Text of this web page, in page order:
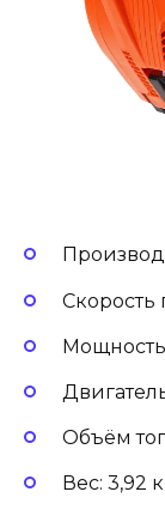
Скорость
Мощность:
Объём
Вес: 3,92